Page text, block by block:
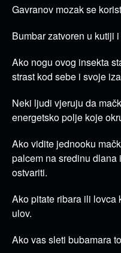
Gavranov mozak se
Bumbar zatvoren u kutiji
Ako nogu ovog insekta
strast kod sebe i svoje
Neki ljudi vjeruju da
energetsko polje koje
Ako vidite jednooku
palcem na sredinu
ostvariti.
Ako pitate ribara ili lovca
ulov.
Ako vas sleti bubamara